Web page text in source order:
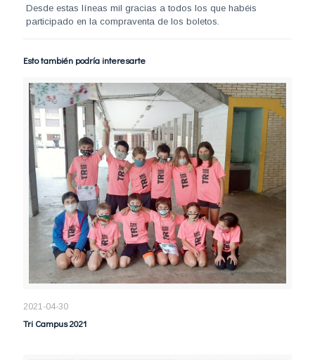
Desde estas líneas mil gracias a todos los que habéis
participado en la compraventa de los boletos.
Esto también podría interesarte
2021-04-30
Tri Campus 2021